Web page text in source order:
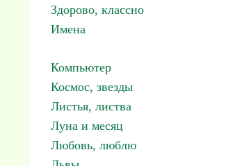
Здорово, классно
Имена
Компьютер
Космос, звезды
Листья, листва
Луна и месяц
Любовь, люблю